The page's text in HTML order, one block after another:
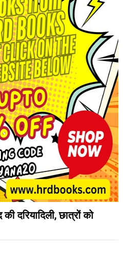
दरियादिली, छात्रों को